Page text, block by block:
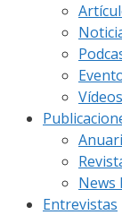
Vídeos
News
Entrevistas